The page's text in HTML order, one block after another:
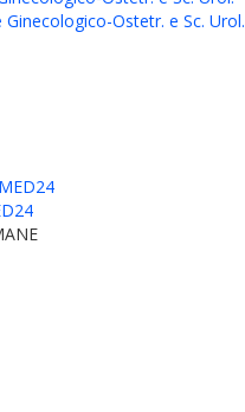
Ostetr. e Sc. Urol.